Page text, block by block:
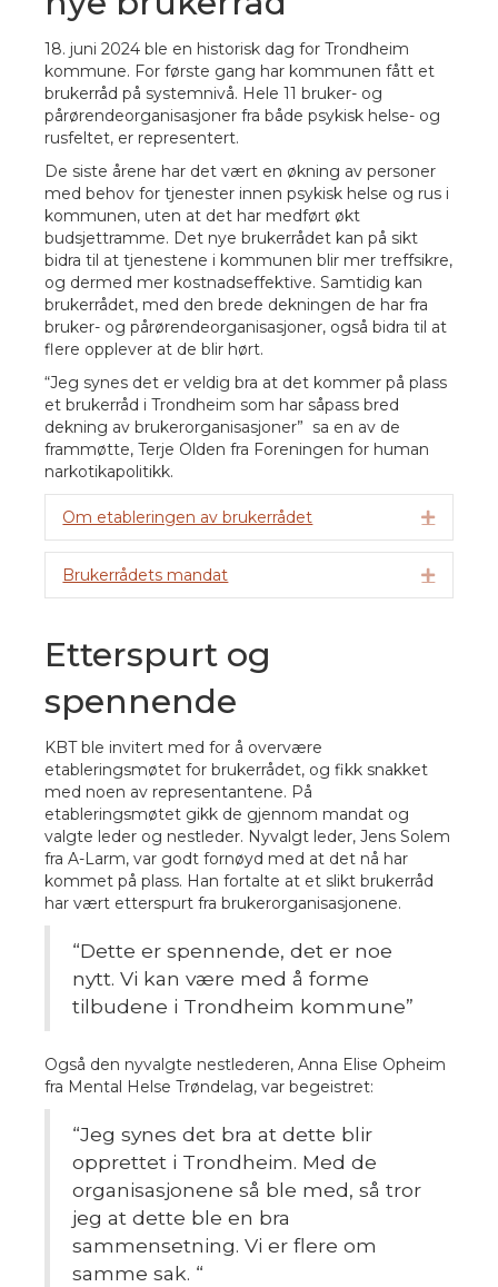
18. juni 2024 ble en historisk dag for Trondheim
kommune. For første gang har kommunen fått et
brukerråd på systemnivå. Hele 11 bruker- og
pårørendeorganisasjoner fra både psykisk helse- og
rusfeltet, er representert.
De siste årene har det vært en økning av personer
med behov for tjenester innen psykisk helse og rus i
kommunen, uten at det har medført økt
budsjettramme. Det nye brukerrådet kan på sikt
bidra til at tjenestene i kommunen blir mer treffsikre,
og dermed mer kostnadseffektive. Samtidig kan
brukerrådet, med den brede dekningen de har fra
bruker- og pårørendeorganisasjoner, også bidra til at
flere opplever at de blir hørt.
“Jeg synes det er veldig bra at det kommer på plass
et brukerråd i Trondheim som har såpass bred
dekning av brukerorganisasjoner” sa en av de
frammøtte, Terje Olden fra Foreningen for human
narkotikapolitikk.
Om etableringen av brukerrådet Utvid
Brukerrådets mandat Utvid
Etterspurt og
spennende
KBT ble invitert med for å overvære
etableringsmøtet for brukerrådet, og fikk snakket
med noen av representantene. På
etableringsmøtet gikk de gjennom mandat og
valgte leder og nestleder. Nyvalgt leder, Jens Solem
fra A-Larm, var godt fornøyd med at det nå har
kommet på plass. Han fortalte at et slikt brukerråd
har vært etterspurt fra brukerorganisasjonene.
“Dette er spennende, det er noe
nytt. Vi kan være med å forme
tilbudene i Trondheim kommune”
Også den nyvalgte nestlederen, Anna Elise Opheim
fra Mental Helse Trøndelag, var begeistret:
“Jeg synes det bra at dette blir
opprettet i Trondheim. Med de
organisasjonene så ble med, så tror
jeg at dette ble en bra
sammensetning. Vi er flere om
samme sak. “